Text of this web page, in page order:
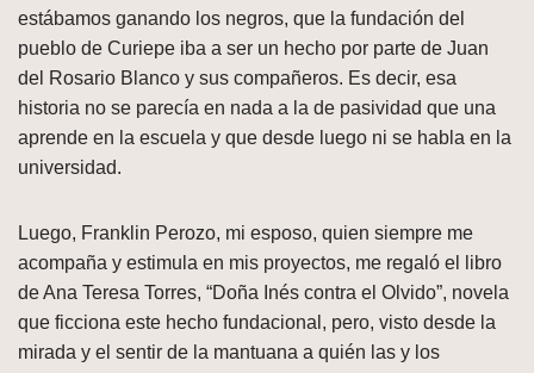
estábamos ganando los negros, que la fundación del
pueblo de Curiepe iba a ser un hecho por parte de Juan
del Rosario Blanco y sus compañeros. Es decir, esa
historia no se parecía en nada a la de pasividad que una
aprende en la escuela y que desde luego ni se habla en la
universidad.
Luego, Franklin Perozo, mi esposo, quien siempre me
acompaña y estimula en mis proyectos, me regaló el libro
de Ana Teresa Torres, “Doña Inés contra el Olvido”, novela
que ficciona este hecho fundacional, pero, visto desde la
mirada y el sentir de la mantuana a quién las y los